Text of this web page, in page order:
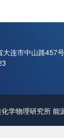
大连市中山路457号
学物理研究所 能